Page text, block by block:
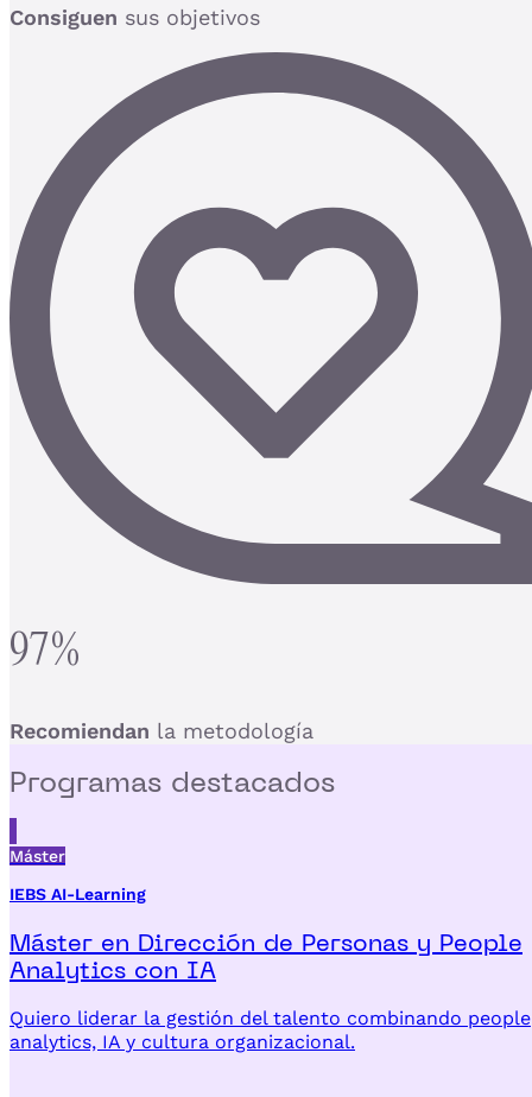
Consiguen sus objetivos
97%
Recomiendan la metodología
Programas destacados
Máster
IEBS AI-Learning
Máster en Dirección de Personas y People
Analytics con IA
Quiero liderar la gestión del talento combinando people
analytics, IA y cultura organizacional.